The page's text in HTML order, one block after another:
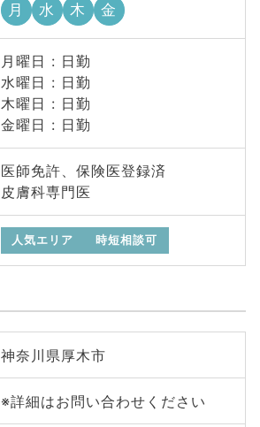
月 水 木 金
月曜日 : 日勤
水曜日 : 日勤
木曜日 : 日勤
金曜日 : 日勤
医師免許、保険医登録済
皮膚科専門医
人気エリア 時短相談可
神奈川県厚木市
※詳細はお問い合わせください